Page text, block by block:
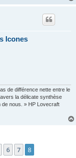
Icones
de différence nette entre le
la délicate synthèse
de nous. » HP Lovecraft
6 7 8